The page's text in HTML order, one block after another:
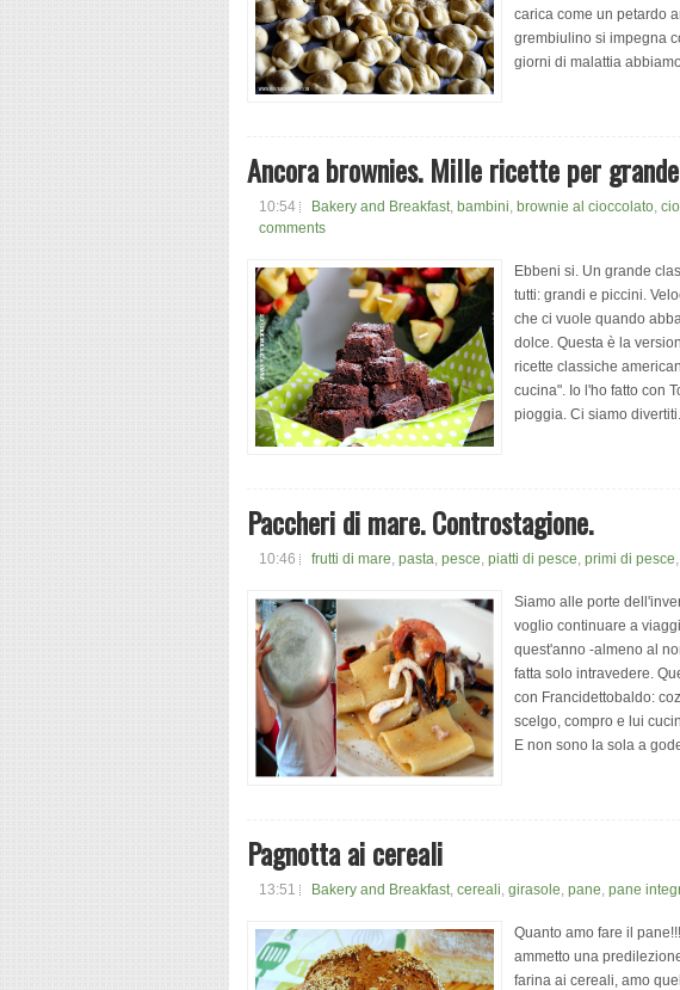
carica come un petardo
grembiulino si impegna
giorni di malattia
Ancora brownies. Mille ricette per
10:54 Bakery and Breakfast, bambini, brownie al cioccolato,
comments
Ebbeni si. Un grande
tutti: grandi e piccini.
che ci vuole quando
dolce. Questa è la
ricette classiche
cucina". Io l'ho fatto con
pioggia. Ci siamo
Paccheri di mare. Controstagione.
10:46 frutti di mare, pasta, pesce, piatti di pesce, primi di pesce,
Siamo alle porte
voglio continuare a
quest'anno -almeno al
fatta solo intravedere.
con Francidettobaldo:
scelgo, compro e lui
E non sono la sola a
Pagnotta ai cereali
13:51 Bakery and Breakfast, cereali, girasole, pane, pane
Quanto amo fare il
ammetto una
farina ai cereali, amo